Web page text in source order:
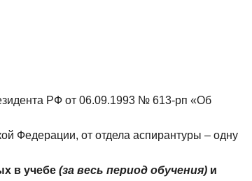
РФ от 06.09.1993 № 613-рп «Об
Федерации, от отдела аспирантуры – одну
в учебе (за весь период обучения) и